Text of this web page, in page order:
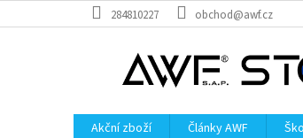
na
284810227 obchod@awf.cz
Akční zboží Články AWF